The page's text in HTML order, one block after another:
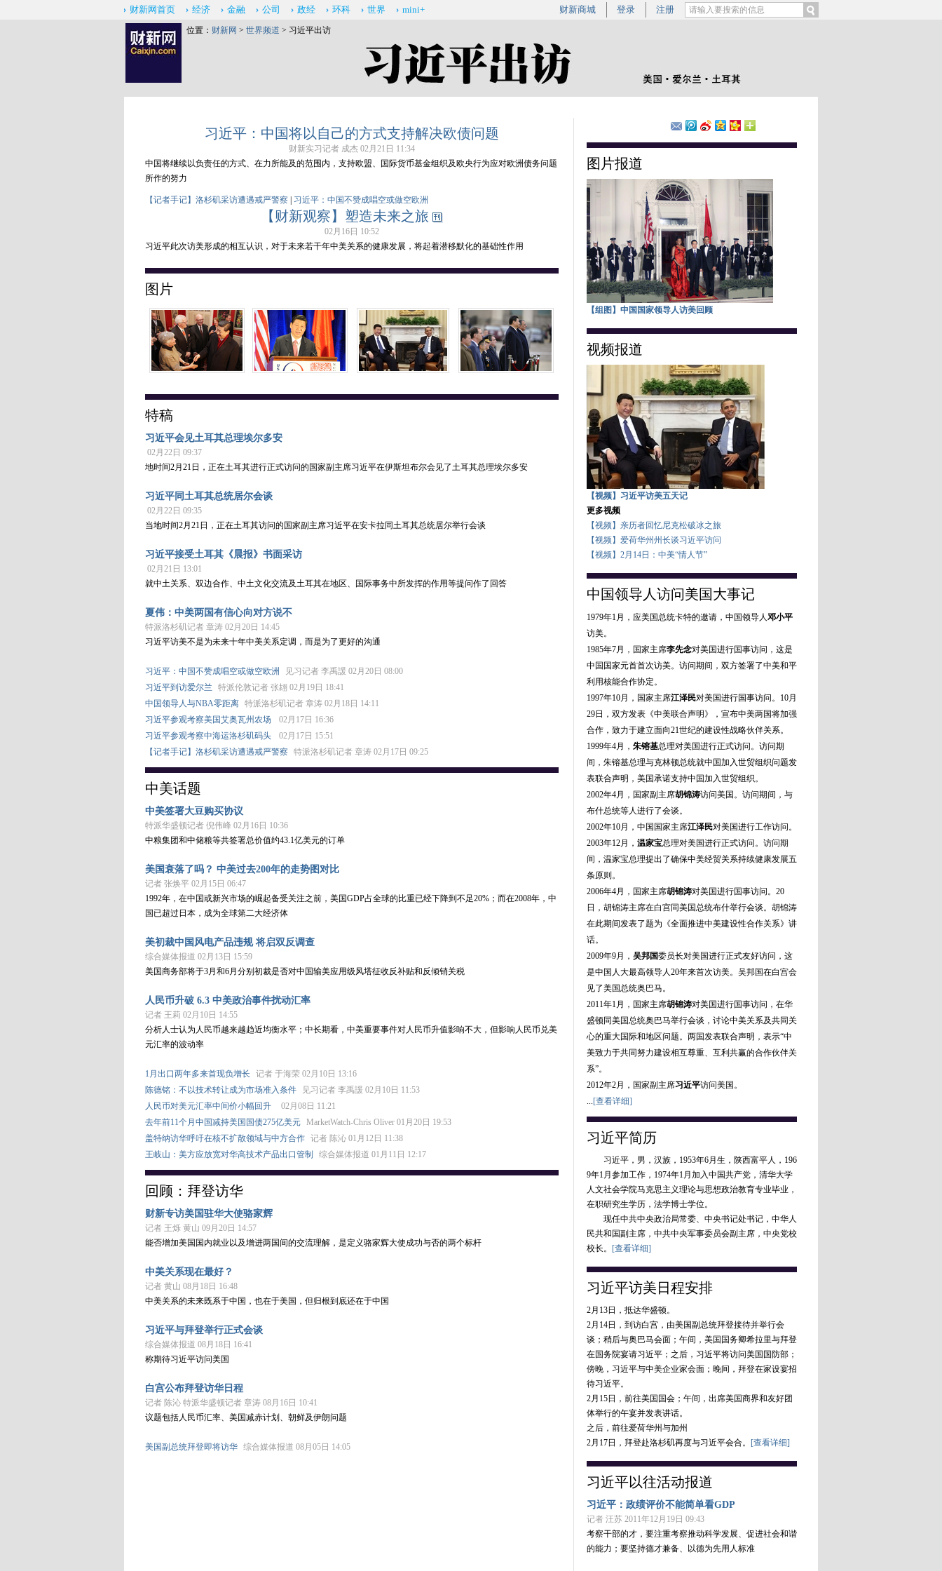
财新商城 登录 注册
财新网首页 经济 金融 公司 政经 环科 世界 mini+
位置： 财新网 > 世界频道 > 习近平出访
习近平：中国将以自己的方式支持解决欧债问题
财新实习记者 成杰 02月21日 11:34
中国将继续以负责任的方式、在力所能及的范围内，支持欧盟、国际货币基金组织及欧央行为应对欧洲债务问题
所作的努力
【记者手记】洛杉矶采访遭遇戒严警察 习近平：中国不赞成唱空或做空欧洲
【财新观察】塑造未来之旅
02月16日 10:52
习近平此次访美形成的相互认识，对于未来若干年中美关系的健康发展，将起着潜移默化的基础性作用
图片
特稿
习近平会见土耳其总理埃尔多安
02月22日 09:37
地时间2月21日，正在土耳其进行正式访问的国家副主席习近平在伊斯坦布尔会见了土耳其总理埃尔多安
习近平同土耳其总统居尔会谈
02月22日 09:35
当地时间2月21日，正在土耳其访问的国家副主席习近平在安卡拉同土耳其总统居尔举行会谈
习近平接受土耳其《晨报》书面采访
02月21日 13:01
就中土关系、双边合作、中土文化交流及土耳其在地区、国际事务中所发挥的作用等提问作了回答
夏伟：中美两国有信心向对方说不
特派洛杉矶记者 章涛 02月20日 14:45
习近平访美不是为未来十年中美关系定调，而是为了更好的沟通
习近平：中国不赞成唱空或做空欧洲
见习记者 李禹諼 02月20日 08:00
习近平到访爱尔兰
特派伦敦记者 张翃 02月19日 18:41
中国领导人与NBA零距离 特派洛杉矶记者 章涛 02月18日 14:11
习近平参观考察美国艾奥瓦州农场
02月17日 16:36
习近平参观考察中海运洛杉矶码头
02月17日 15:51
【记者手记】洛杉矶采访遭遇戒严警察
特派洛杉矶记者 章涛 02月17日 09:25
中美话题
中美签署大豆购买协议
特派华盛顿记者 倪伟峰 02月16日 10:36
中粮集团和中储粮等共签署总价值约43.1亿美元的订单
美国衰落了吗？ 中美过去200年的走势图对比
记者 张焕平 02月15日 06:47
1992年，在中国或新兴市场的崛起备受关注之前，美国GDP占全球的比重已经下降到不足20%；而在2008年，中
国已超过日本，成为全球第二大经济体
美初裁中国风电产品违规 将启双反调查
综合媒体报道 02月13日 15:59
美国商务部将于3月和6月分别初裁是否对中国输美应用级风塔征收反补贴和反倾销关税
人民币升破 6.3 中美政治事件扰动汇率
记者 王莉 02月10日 14:55
分析人士认为人民币越来越趋近均衡水平；中长期看，中美重要事件对人民币升值影响不大，但影响人民币兑美
元汇率的波动率
1月出口两年多来首现负增长
记者 于海荣 02月10日 13:16
陈德铭：不以技术转让成为市场准入条件
见习记者 李禹諼 02月10日 11:53
人民币对美元汇率中间价小幅回升
02月08日 11:21
去年前11个月中国减持美国国债275亿美元 MarketWatch-Chris Oliver 01月20日 19:53
盖特纳访华呼吁在核不扩散领域与中方合作 记者 陈沁 01月12日 11:38
王岐山：美方应放宽对华高技术产品出口管制
综合媒体报道 01月11日 12:17
回顾：拜登访华
财新专访美国驻华大使骆家辉
记者 王烁 黄山 09月20日 14:57
能否增加美国国内就业以及增进两国间的交流理解，是定义骆家辉大使成功与否的两个标杆
中美关系现在最好？
记者 黄山 08月18日 16:48
中美关系的未来既系于中国，也在于美国，但归根到底还在于中国
习近平与拜登举行正式会谈
综合媒体报道 08月18日 16:41
称期待习近平访问美国
白宫公布拜登访华日程
记者 陈沁 特派华盛顿记者 章涛 08月16日 10:41
议题包括人民币汇率、美国减赤计划、朝鲜及伊朗问题
美国副总统拜登即将访华 综合媒体报道 08月05日 14:05
图片报道
【组图】中国国家领导人访美回顾
视频报道
【视频】习近平访美五天记
更多视频
【视频】亲历者回忆尼克松破冰之旅
【视频】爱荷华州州长谈习近平访问
【视频】2月14日：中美“情人节”
中国领导人访问美国大事记
1979年1月，应美国总统卡特的邀请，中国领导人邓小平
访美。
1985年7月，国家主席李先念对美国进行国事访问，这是
中国国家元首首次访美。访问期间，双方签署了中美和平
利用核能合作协定。
1997年10月，国家主席江泽民对美国进行国事访问。10月
29日，双方发表《中美联合声明》，宣布中美两国将加强
合作，致力于建立面向21世纪的建设性战略伙伴关系。
1999年4月， 朱镕基总理对美国进行正式访问。访问期
间，朱镕基总理与克林顿总统就中国加入世贸组织问题发
表联合声明，美国承诺支持中国加入世贸组织。
2002年4月，国家副主席胡锦涛访问美国。访问期间，与
布什总统等人进行了会谈。
2002年10月，中国国家主席江泽民对美国进行工作访问。
2003年12月， 温家宝总理对美国进行正式访问。访问期
间，温家宝总理提出了确保中美经贸关系持续健康发展五
条原则。
2006年4月，国家主席胡锦涛对美国进行国事访问。20
日，胡锦涛主席在白宫同美国总统布什举行会谈。胡锦涛
在此期间发表了题为《全面推进中美建设性合作关系》讲
话。
2009年9月， 吴邦国委员长对美国进行正式友好访问，这
是中国人大最高领导人20年来首次访美。吴邦国在白宫会
见了美国总统奥巴马。
2011年1月，国家主席胡锦涛对美国进行国事访问，在华
盛顿同美国总统奥巴马举行会谈，讨论中美关系及共同关
心的重大国际和地区问题。两国发表联合声明，表示“中
美致力于共同努力建设相互尊重、互利共赢的合作伙伴关
系”。
2012年2月，国家副主席习近平访问美国。
...[查看详细]
习近平简历
习近平，男，汉族，1953年6月生，陕西富平人，196
9年1月参加工作，1974年1月加入中国共产党，清华大学
人文社会学院马克思主义理论与思想政治教育专业毕业，
在职研究生学历，法学博士学位。
现任中共中央政治局常委、中央书记处书记，中华人
民共和国副主席，中共中央军事委员会副主席，中央党校
校长。 [查看详细]
习近平访美日程安排
2月13日，抵达华盛顿。
2月14日，到访白宫，由美国副总统拜登接待并举行会
谈；稍后与奥巴马会面；午间，美国国务卿希拉里与拜登
在国务院宴请习近平；之后，习近平将访问美国国防部；
傍晚，习近平与中美企业家会面；晚间，拜登在家设宴招
待习近平。
2月15日，前往美国国会；午间，出席美国商界和友好团
体举行的午宴并发表讲话。
之后，前往爱荷华州与加州
2月17日，拜登赴洛杉矶再度与习近平会合。 [查看详细]
习近平以往活动报道
习近平：政绩评价不能简单看GDP
记者 汪苏 2011年12月19日 09:43
考察干部的才，要注重考察推动科学发展、促进社会和谐
的能力；要坚持德才兼备、以德为先用人标准